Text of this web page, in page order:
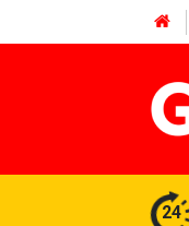
24
karşı denetimler artırıldı